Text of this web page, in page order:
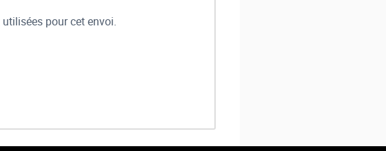
pour cet envoi.